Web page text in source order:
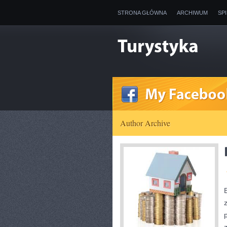
STRONA GŁÓWNA ARCHIWUM
Author Archive